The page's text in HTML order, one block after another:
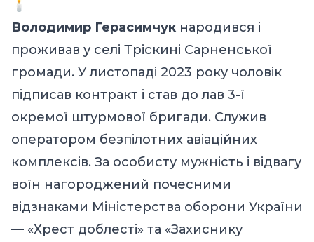
Володимир Герасимчук народився і
проживав у селі Тріскині Сарненської
громади. У листопаді 2023 року чоловік
підписав контракт і став до лав 3-ї
окремої штурмової бригади. Служив
оператором безпілотних авіаційних
комплексів. За особисту мужність і відвагу
воїн нагороджений почесними
відзнаками Міністерства оборони України
— «Хрест доблесті» та «Захиснику